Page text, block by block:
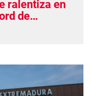
ralentiza en
de